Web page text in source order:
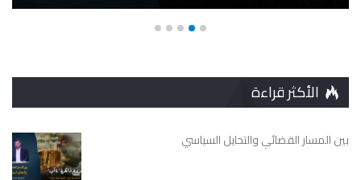
الأكثر قراءة
بين المسار القضائي والتحايل السياسي